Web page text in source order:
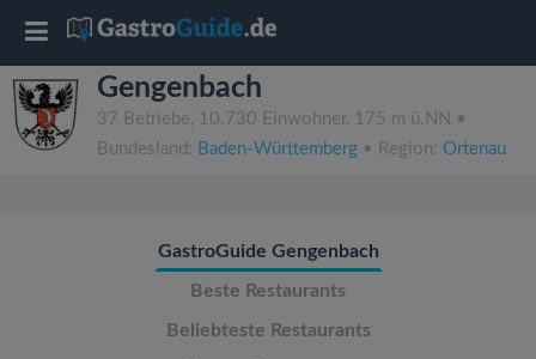
Gengenbach
37 Betriebe, 10.730 Einwohner, 175 m ü.NN •
Bundesland: Baden-Württemberg • Region: Ortenau
GastroGuide Gengenbach
Beste Restaurants
Beliebteste Restaurants
T
o
g